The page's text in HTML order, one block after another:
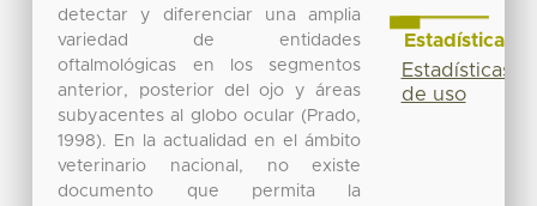
detectar y diferenciar una amplia
variedad de entidades
oftalmológicas en los segmentos
anterior, posterior del ojo y áreas
subyacentes al globo ocular (Prado,
1998). En la actualidad en el ámbito
veterinario nacional, no existe
documento que permita la
Estadísticas
Estadísticas
de uso